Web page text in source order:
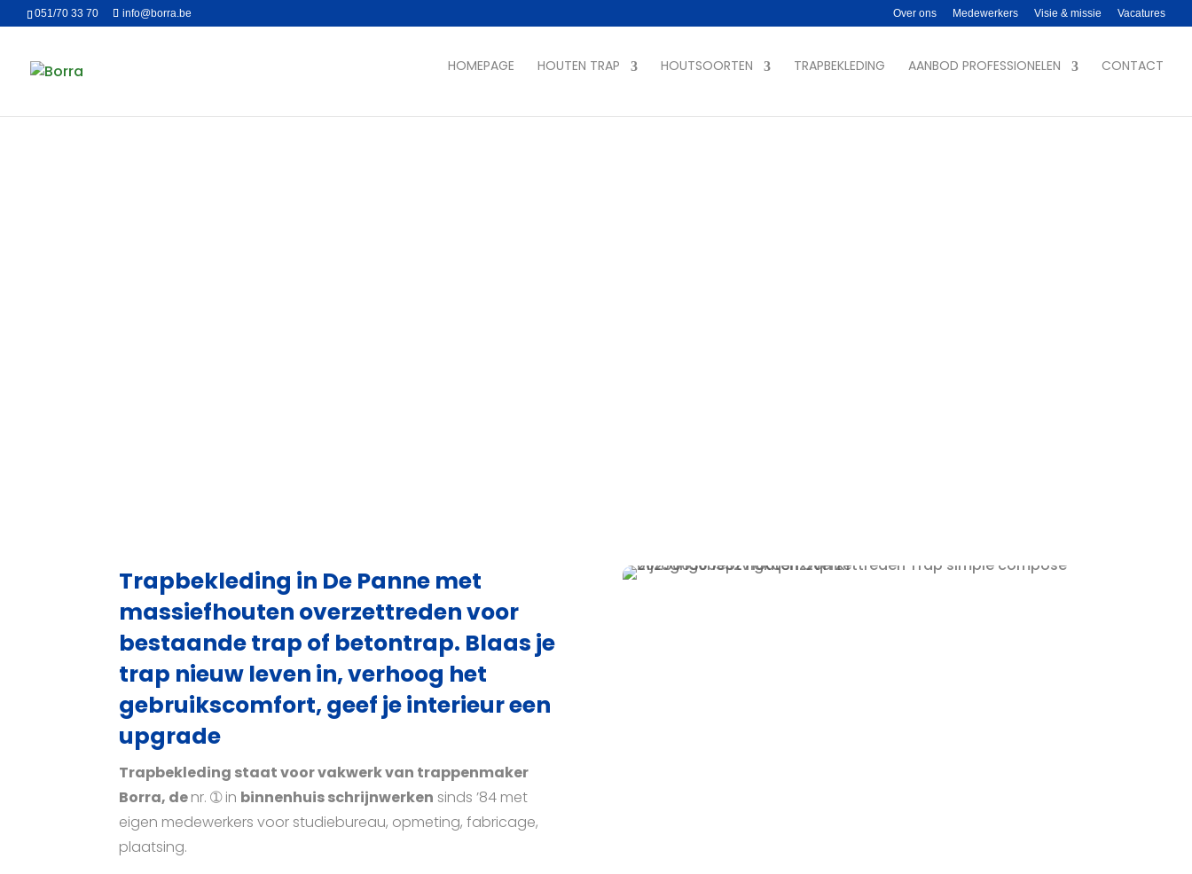
051/70 33 70 info@borra.be Over ons Medewerkers Visie & missie Vacatures
HOMEPAGE HOUTEN TRAP HOUTSOORTEN TRAPBEKLEDING AANBOD PROFESSIONELEN CONTACT
Trapbekleding in De Panne met
massiefhouten overzettreden voor
bestaande trap of betontrap. Blaas je
trap nieuw leven in, verhoog het
gebruikscomfort, geef je interieur een
upgrade
Trapbekleding staat voor vakwerk van trappenmaker
Borra, denr. ➀ in binnenhuis schrijnwerken sinds ’84 met
eigen medewerkers voor studiebureau, opmeting, fabricage,
plaatsing.